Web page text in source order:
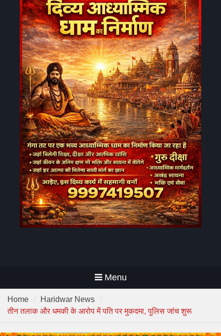
Menu
Home
Haridwar News
तीन तलाक और धमकी के आरोप में पति पर मुकदमा, पुलिस जांच शुरू